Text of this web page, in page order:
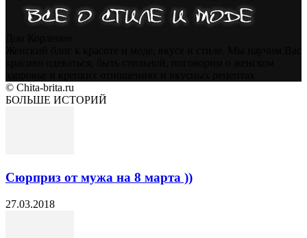
© Chita-brita.ru
БОЛЬШЕ ИСТОРИЙ
Сюрприз от мужа на 8 марта ))
27.03.2018